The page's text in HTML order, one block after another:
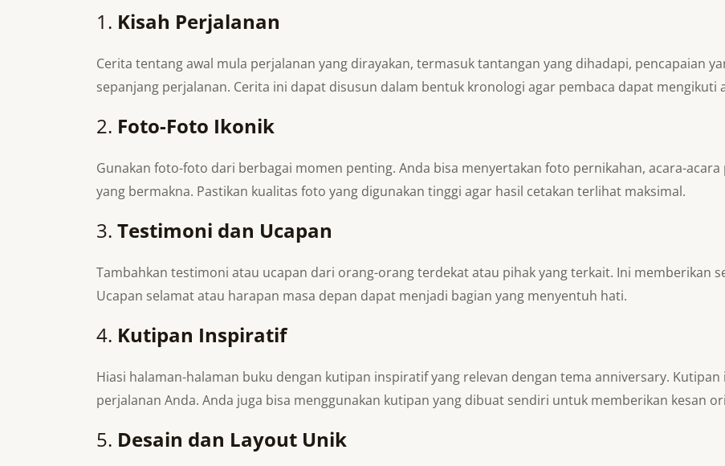
1. Kisah Perjalanan
Cerita tentang awal mula perjalanan yang dirayakan, termasuk tantangan yang dihadapi, pencapaian
sepanjang perjalanan. Cerita ini dapat disusun dalam bentuk kronologi agar pembaca dapat mengikuti
2. Foto-Foto Ikonik
Gunakan foto-foto dari berbagai momen penting. Anda bisa menyertakan foto pernikahan, acara-
yang bermakna. Pastikan kualitas foto yang digunakan tinggi agar hasil cetakan terlihat maksimal.
3. Testimoni dan Ucapan
Tambahkan testimoni atau ucapan dari orang-orang terdekat atau pihak yang terkait. Ini memberikan
Ucapan selamat atau harapan masa depan dapat menjadi bagian yang menyentuh hati.
4. Kutipan Inspiratif
Hiasi halaman-halaman buku dengan kutipan inspiratif yang relevan dengan tema anniversary.
perjalanan Anda. Anda juga bisa menggunakan kutipan yang dibuat sendiri untuk memberikan kesan
5. Desain dan Layout Unik